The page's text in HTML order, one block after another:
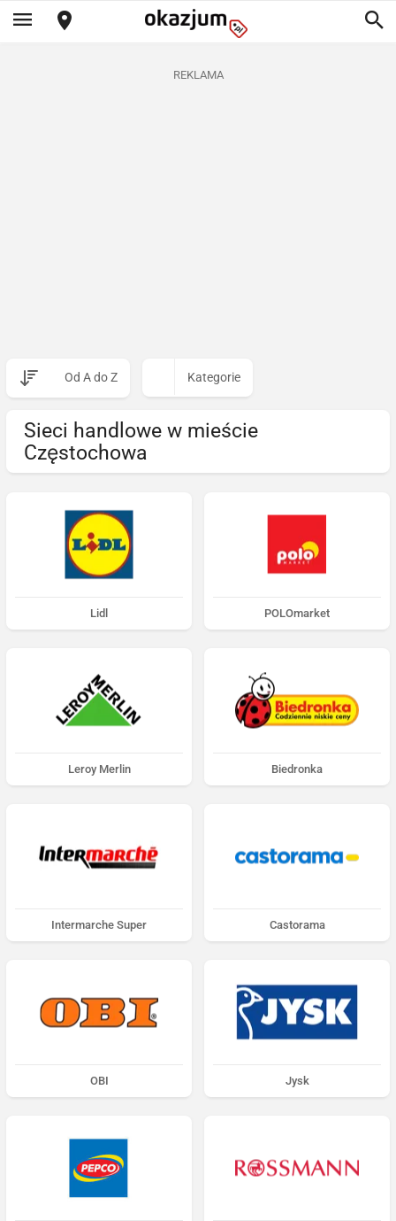
REKLAMA
Od A do Z Kategorie
Sieci handlowe w mieście
Częstochowa
Lidl POLOmarket
Leroy Merlin Biedronka
Intermarche Super Castorama
OBI Jysk